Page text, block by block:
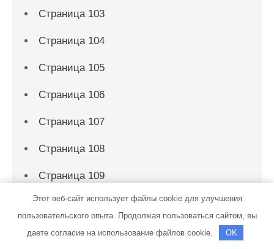
Страница 103
Страница 104
Страница 105
Страница 106
Страница 107
Страница 108
Страница 109
Страница 11
Страница 110
Этот веб-сайт использует файлы cookie для улучшения
пользовательского опыта. Продолжая пользоваться сайтом, вы
даете согласие на использование файлов cookie.
OK